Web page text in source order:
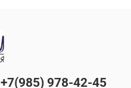
+7(985) 978-42-45